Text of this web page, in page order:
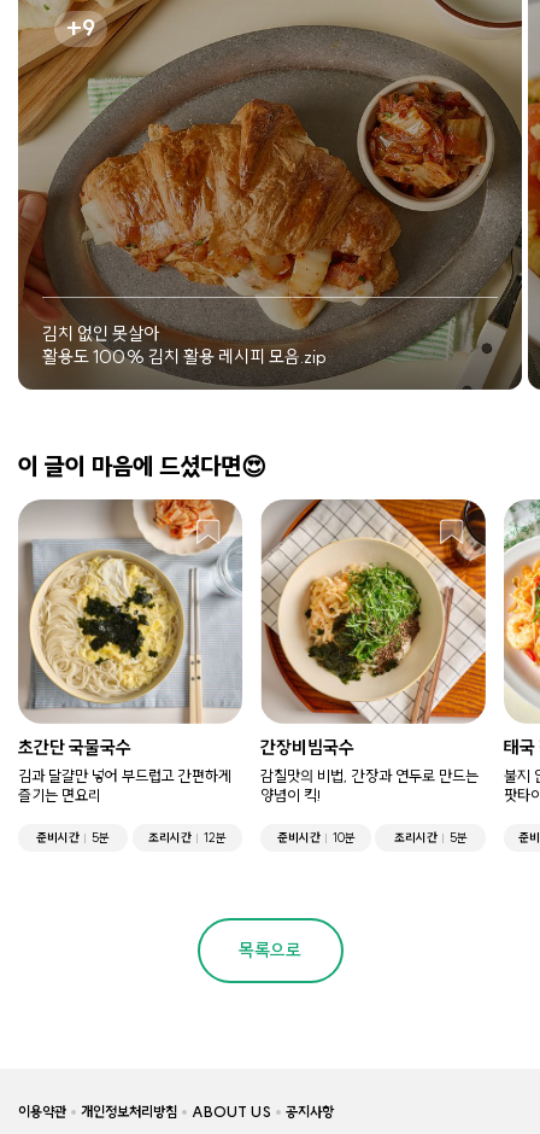
9
김치 없인 못살아
활용도 100% 김치 활용 레시피 모음.zip
이 글이 마음에 드셨다면😍
초간단 국물국수
김과 달걀만 넣어 부드럽고 간편하게
즐기는 면요리
준비시간 5분 조리시간 12분
간장비빔국수
감칠맛의 비법, 간장과 연두로 만드는
양념이 킥!
준비시간 10분 조리시간 5분
태국
불지
팟타
준
목록으로
이용약관 개인정보처리방침 ABOUT US 공지사항